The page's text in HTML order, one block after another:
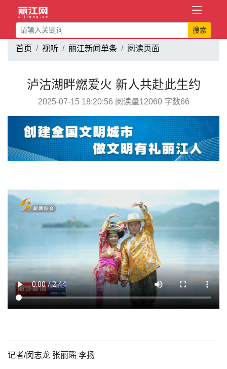
搜索
首页 视听 丽江新闻单条 阅读页面
泸沽湖畔燃爱火 新人共赴此生约
2025-07-15 18:20:56 阅读量12060 字数66
记者/闵志龙 张丽瑶 李扬